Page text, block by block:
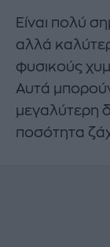
Είναι πολύ
αλλά
φυσικούς
Αυτά
μεγαλύτερη
ποσότητα